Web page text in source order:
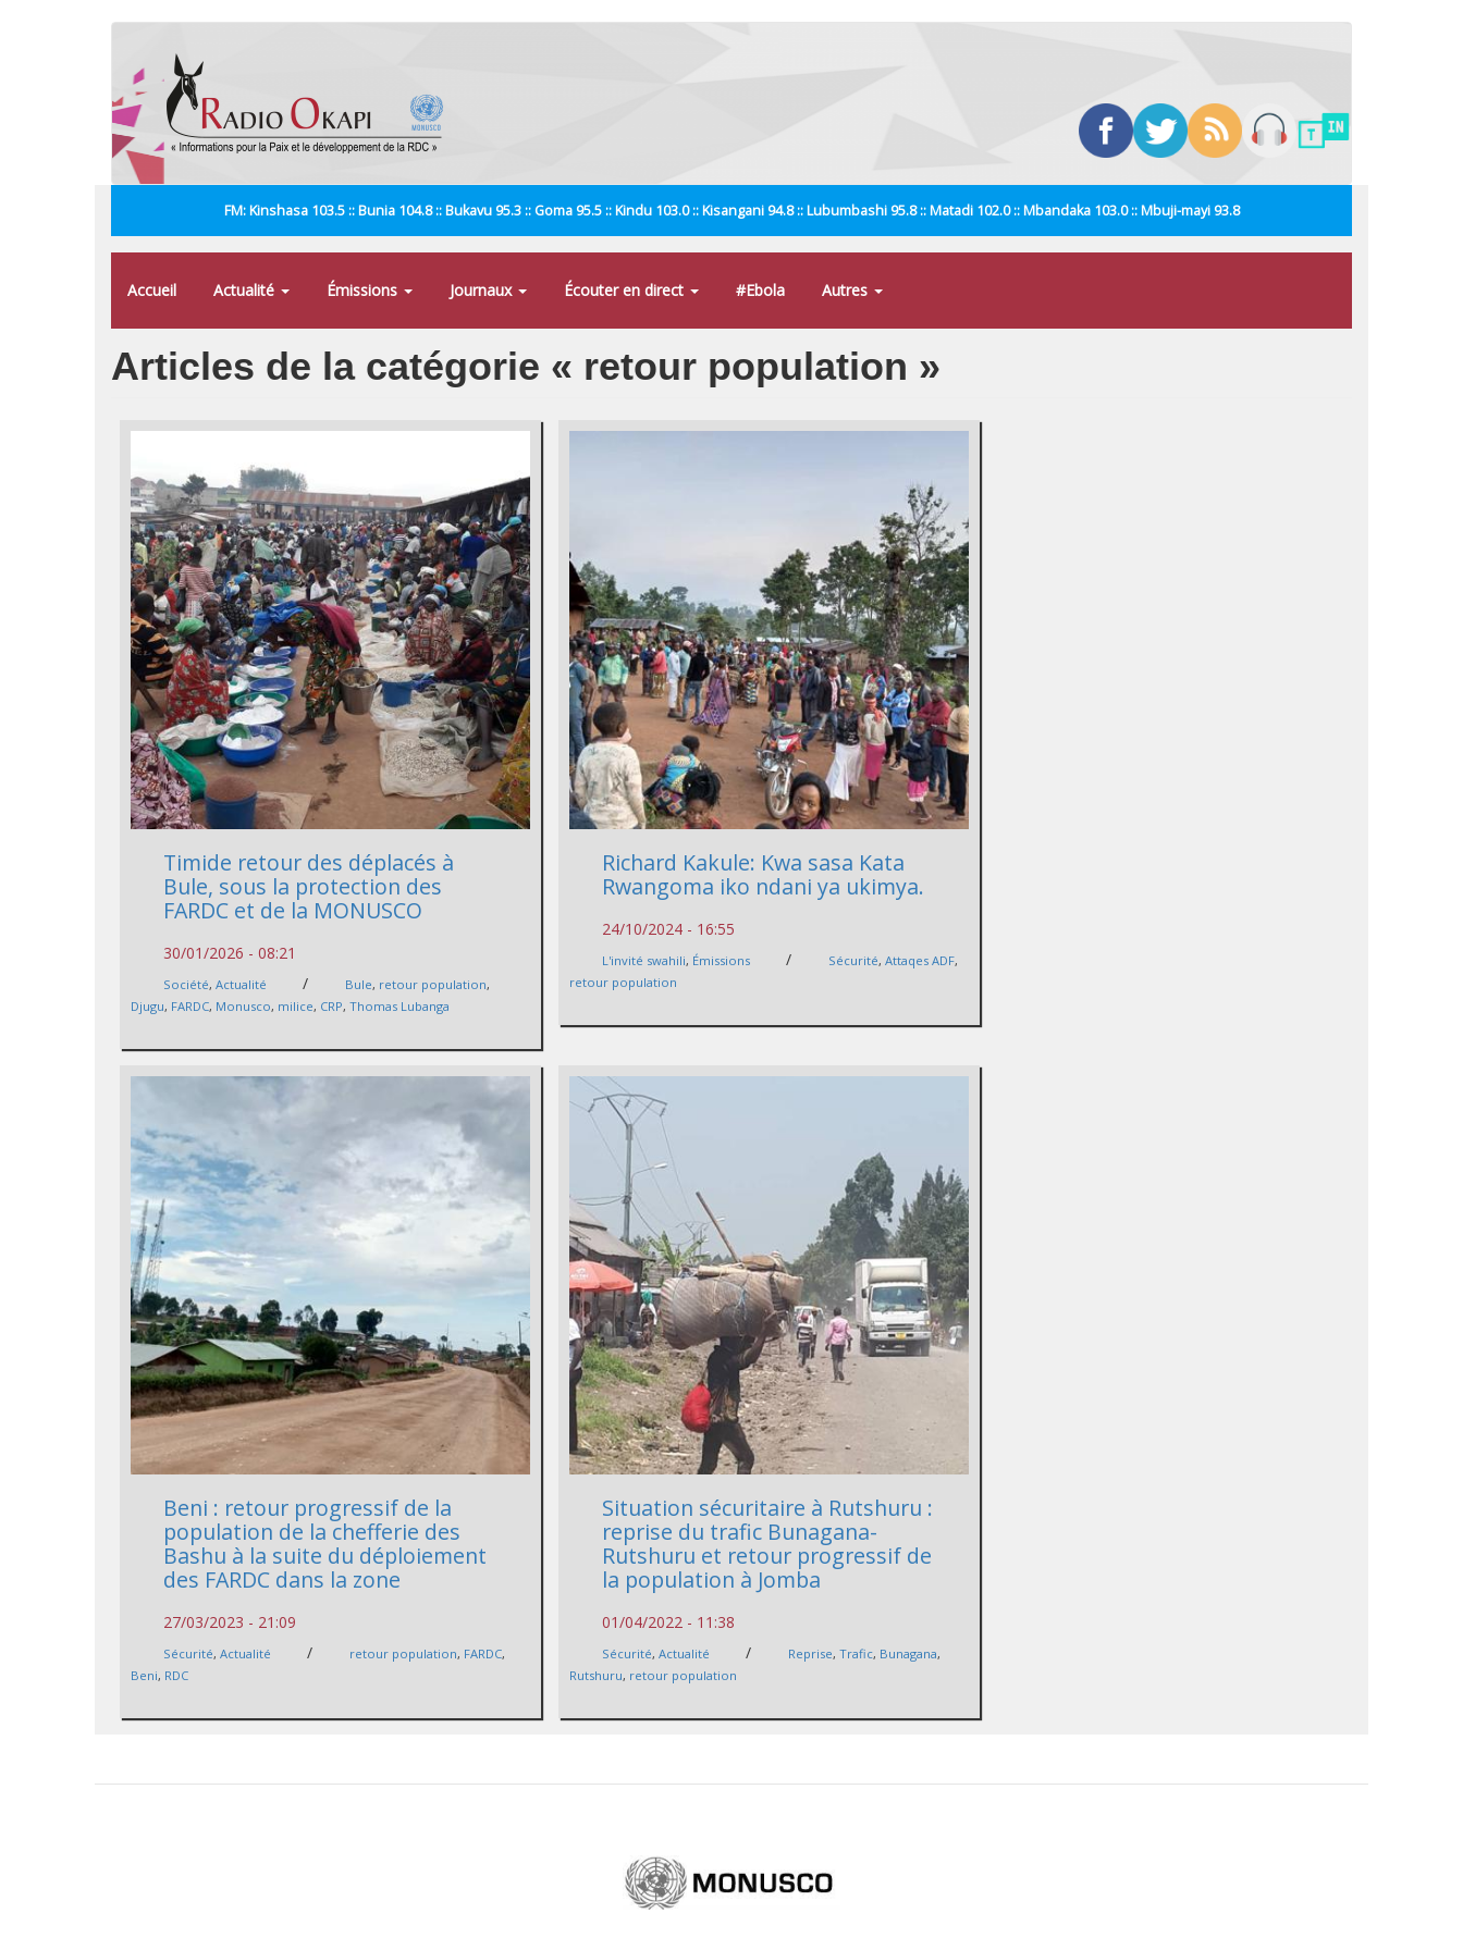
FM: Kinshasa 103.5 :: Bunia 104.8 :: Bukavu 95.3 :: Goma 95.5 :: Kindu 103.0 :: Kisangani 94.8 :: Lubumbashi 95.8 :: Matadi 102.0 :: Mbandaka 103.0 :: Mbuji-mayi 93.8
Accueil Actualité Émissions Journaux Écouter en direct #Ebola Autres
Articles de la catégorie « retour population »
Timide retour des déplacés à
Bule, sous la protection des
FARDC et de la MONUSCO
30/01/2026 - 08:21
Société,Actualité / Bule, retour population,
Djugu, FARDC, Monusco, milice, CRP,Thomas Lubanga
Richard Kakule: Kwa sasa Kata
Rwangoma iko ndani ya ukimya.
24/10/2024 - 16:55
L'invité swahili, Émissions / Sécurité,Attaqes ADF,
retour population
Beni : retour progressif de la
population de la chefferie des
Bashu à la suite du déploiement
des FARDC dans la zone
27/03/2023 - 21:09
Sécurité,Actualité / retour population, FARDC,
Beni, RDC
Situation sécuritaire à Rutshuru :
reprise du trafic Bunagana-
Rutshuru et retour progressif de
la population à Jomba
01/04/2022 - 11:38
Sécurité,Actualité / Reprise,Trafic, Bunagana,
Rutshuru, retour population